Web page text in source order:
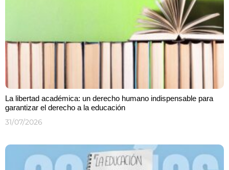
La libertad académica: un derecho humano indispensable para
garantizar el derecho a la educación
31/07/2026